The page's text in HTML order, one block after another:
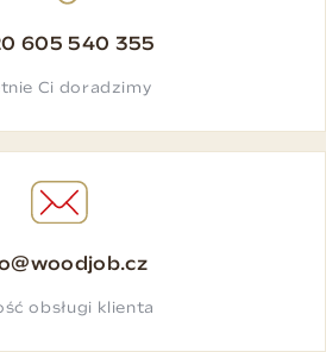
605 540 355
Ci doradzimy
obsługi klienta